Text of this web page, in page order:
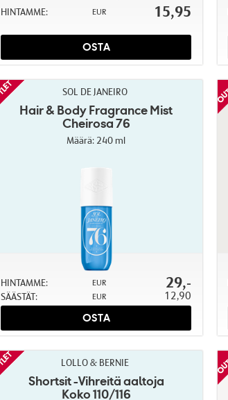
HINTAMME: EUR 15,95
OSTA
SOL DE JANEIRO
Hair & Body Fragrance Mist
Cheirosa 76
Määrä: 240 ml
HINTAMME: EUR 29,-
SÄÄSTÄT: EUR 12,90
OSTA
LOLLO & BERNIE
Shortsit -Vihreitä aaltoja
Koko 110/116